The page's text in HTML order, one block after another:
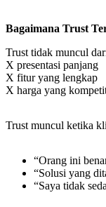
Bagaimana Trust
Trust tidak muncul
X presentasi panjang
X fitur yang lengkap
X harga yang
Trust muncul ketika
“Orang ini
“Solusi yang
“Saya tidak